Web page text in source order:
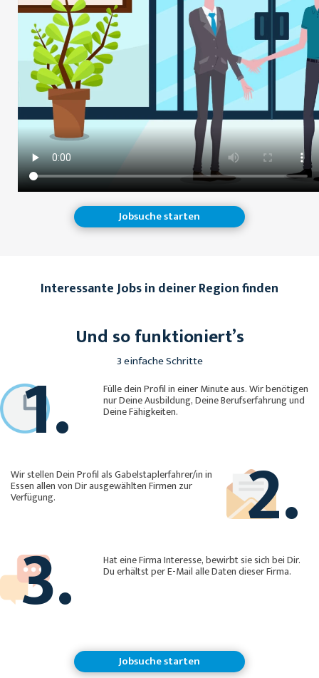
Jobsuche starten
Interessante Jobs in deiner Region finden
Und so funktioniert’s
3 einfache Schritte
1. Fülle dein Profil in einer Minute aus. Wir benötigen
nur Deine Ausbildung, Deine Berufserfahrung und
Deine Fähigkeiten.
2.
Wir stellen Dein Profil als Gabelstaplerfahrer/in in
Essen allen von Dir ausgewählten Firmen zur
Verfügung.
3. Hat eine Firma Interesse, bewirbt sie sich bei Dir.
Du erhältst per E-Mail alle Daten dieser Firma.
Jobsuche starten